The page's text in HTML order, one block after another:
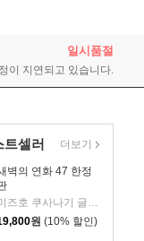
일시품절
이 지연되고 있습니다.
트셀러
벽의 연화 47 한정
미즈호 쿠사나기 글그림
원 (10% 할인)
더보기